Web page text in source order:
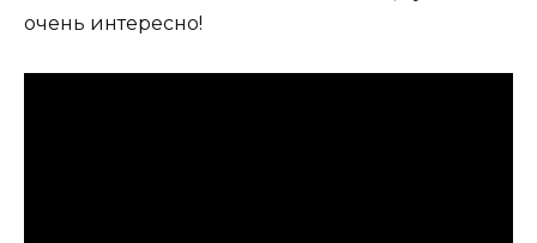
очень интересно!